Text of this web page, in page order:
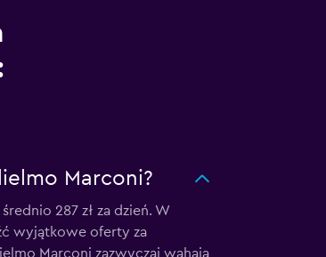
Marconi?
287 zł za dzień. W
wyjątkowe oferty za
Marconi zazwyczaj wahają